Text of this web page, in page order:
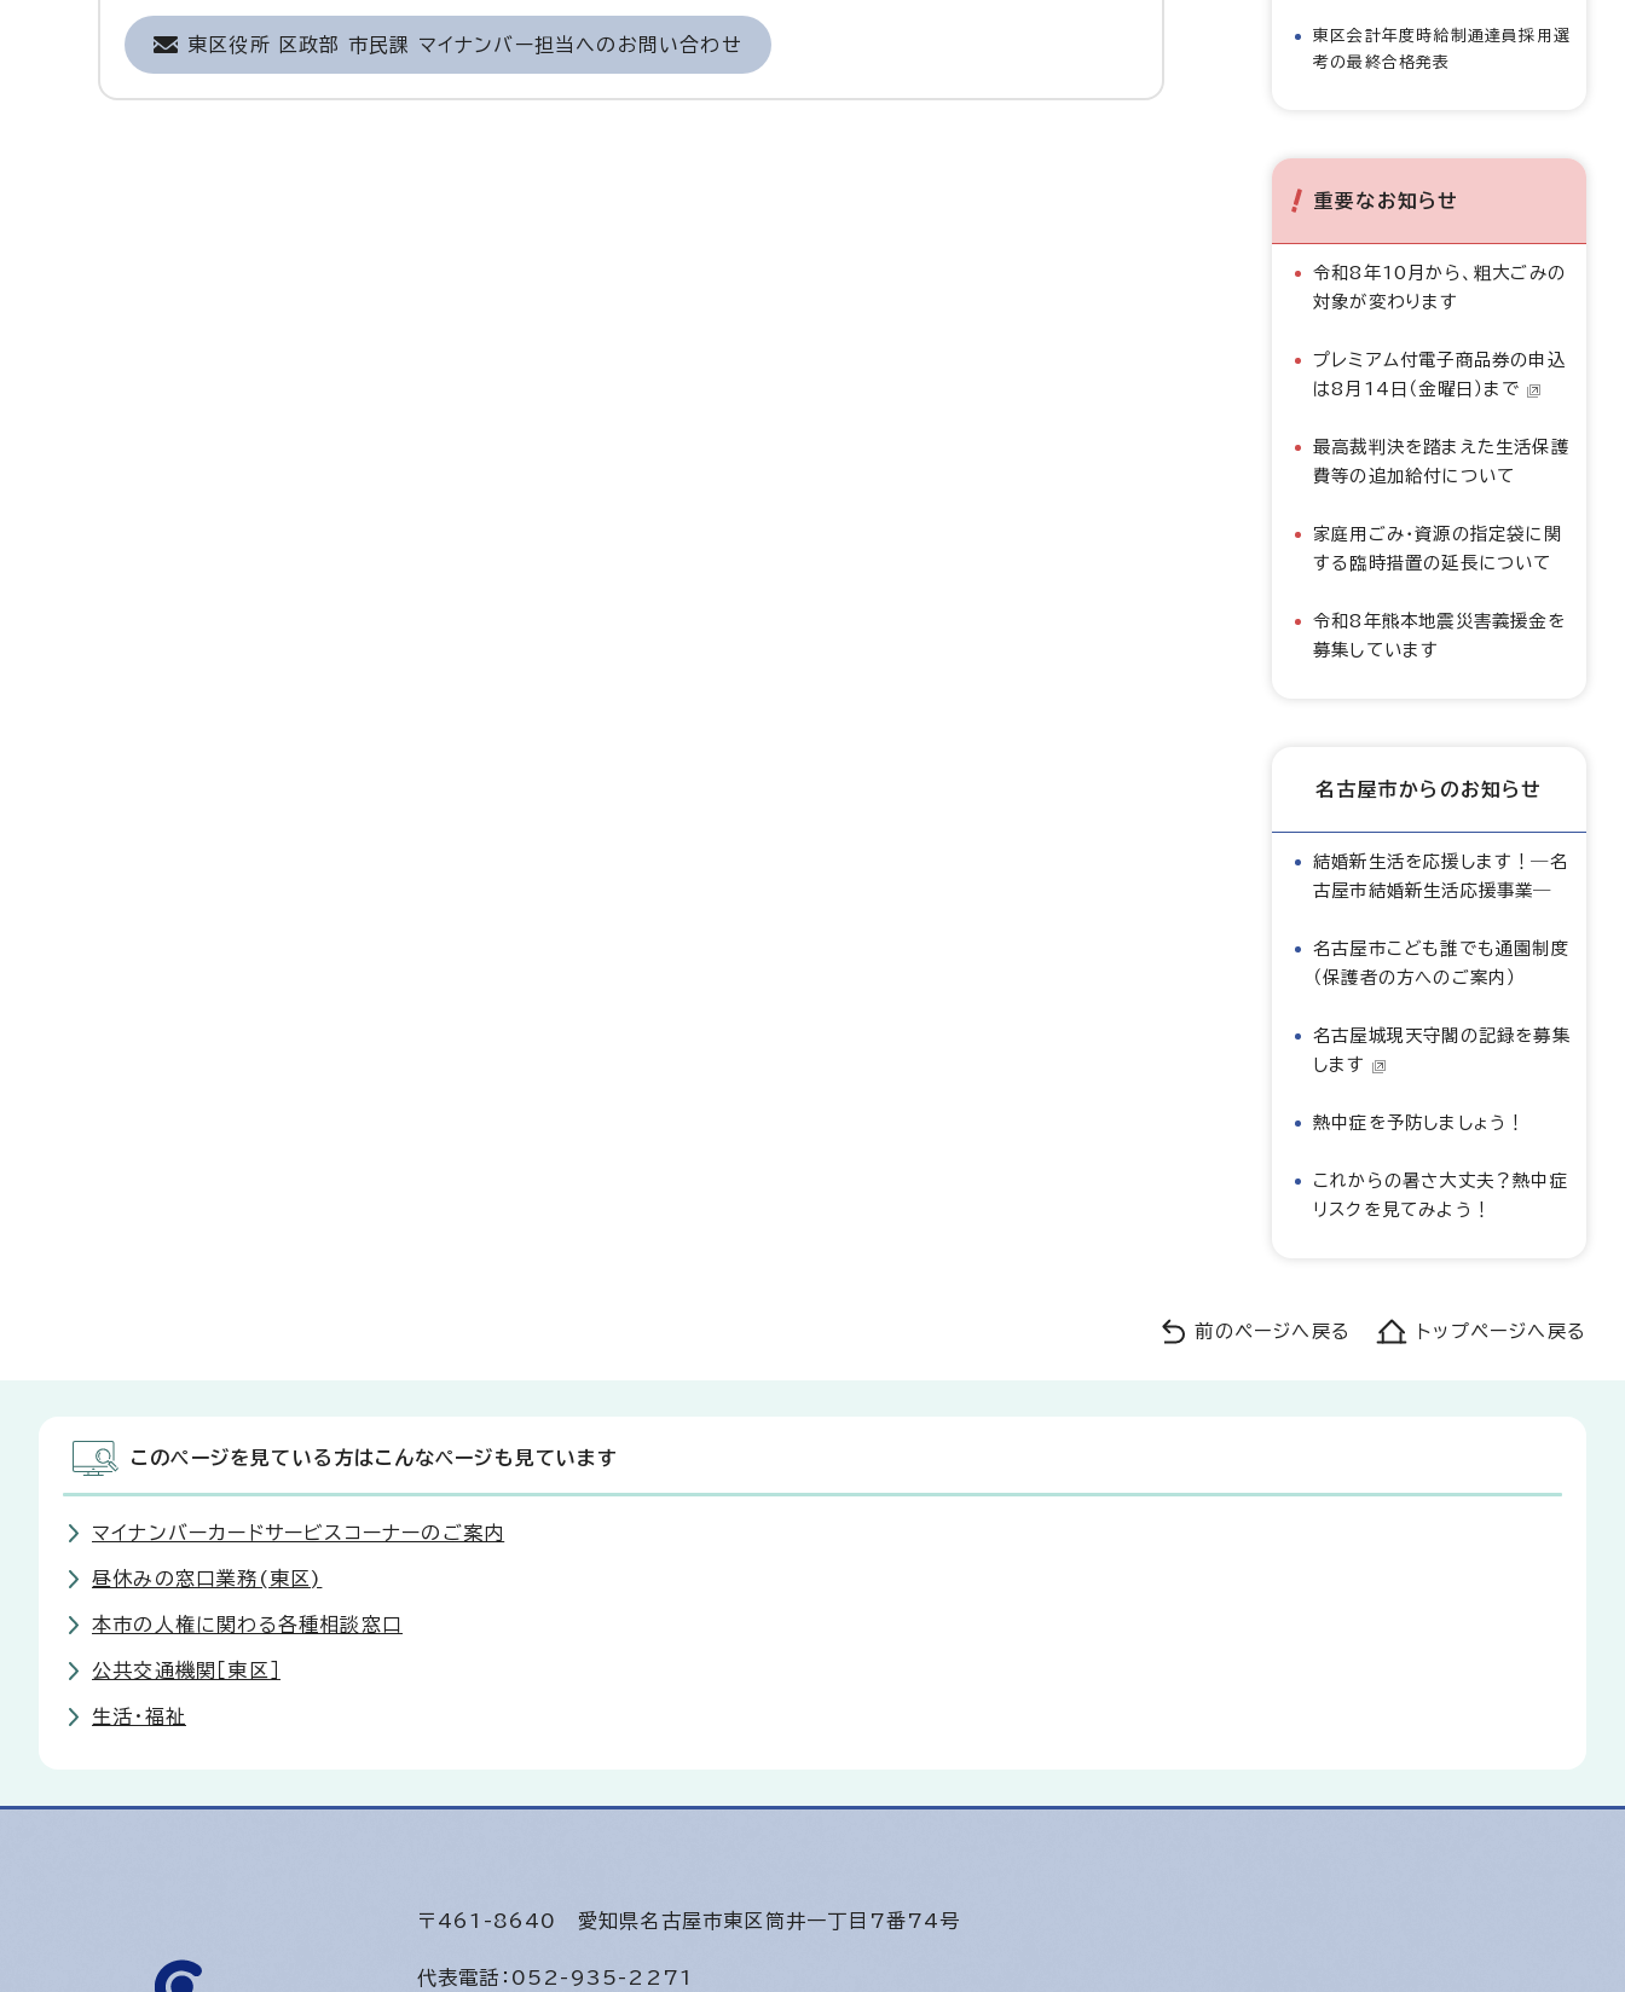
東区役所 区政部 市民課 マイナンバー担当へのお問い合わせ
東区会計年度時給制通達員採用選
考の最終合格発表
重要なお知らせ
令和8年10月から、粗大ごみの
対象が変わります
プレミアム付電子商品券の申込
は8月14日（金曜日）まで
最高裁判決を踏まえた生活保護
費等の追加給付について
家庭用ごみ・資源の指定袋に関
する臨時措置の延長について
令和8年熊本地震災害義援金を
募集しています
名古屋市からのお知らせ
結婚新生活を応援します！―名
古屋市結婚新生活応援事業―
名古屋市こども誰でも通園制度
（保護者の方へのご案内）
名古屋城現天守閣の記録を募集
します
熱中症を予防しましょう！
これからの暑さ大丈夫？熱中症
リスクを見てみよう！
前のページへ戻る トップページへ戻る
このページを見ている方はこんなページも見ています
マイナンバーカードサービスコーナーのご案内
昼休みの窓口業務(東区)
本市の人権に関わる各種相談窓口
公共交通機関［東区］
生活・福祉
〒461-8640 愛知県名古屋市東区筒井一丁目7番74号
代表電話： 052-935-2271